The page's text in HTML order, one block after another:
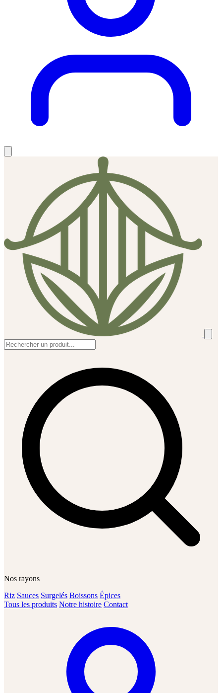
Nos rayons
Riz Sauces Surgelés Boissons Épices
Tous les produits Notre histoire Contact